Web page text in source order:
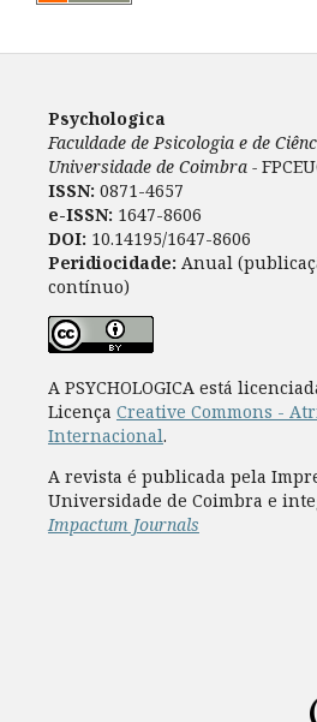
Psychologica
Faculdade de Psicologia e de
Universidade de Coimbra -
ISSN: 0871-4657
e-ISSN: 1647-8606
DOI: 10.14195/1647-8606
Peridiocidade: Anual
contínuo)
A PSYCHOLOGICA está
Licença Creative Commons -
Internacional.
A revista é publicada pela
Universidade de Coimbra e
Impactum Journals